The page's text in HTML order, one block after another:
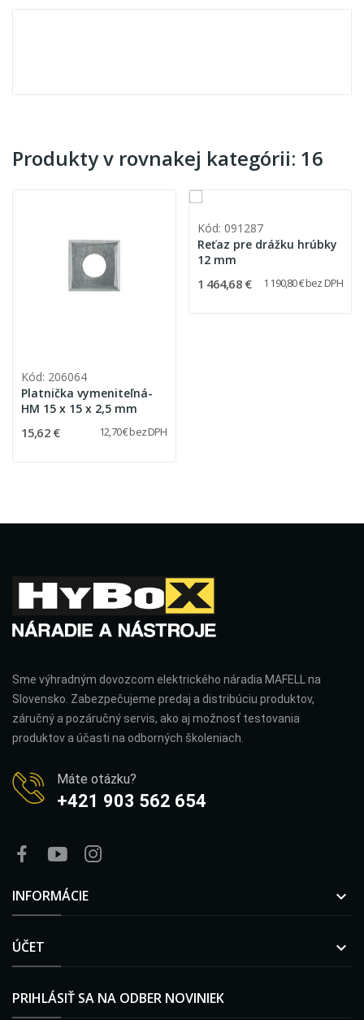
Produkty v rovnakej kategórii: 16
Kód: 206064
Platnička vymeniteľná-
HM 15 x 15 x 2,5 mm
15,62 € 12,70 € bez DPH
Kód: 091287
Reťaz pre drážku hrúbky
12 mm
1 464,68 € 1 190,80 € bez DPH
Sme výhradným dovozcom elektrického náradia MAFELL na
Slovensko. Zabezpečujeme predaj a distribúciu produktov,
záručný a pozáručný servis, ako aj možnosť testovania
produktov a účasti na odborných školeniach.
Máte otázku?
+421 903 562 654
INFORMÁCIE 
ÚČET 
PRIHLÁSIŤ SA NA ODBER NOVINIEK